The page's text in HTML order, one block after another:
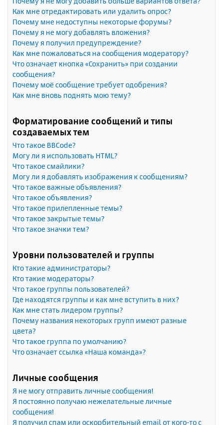
Как мне отредактировать или удалить опрос?
Почему мне недоступны некоторые форумы?
Почему я не могу добавлять вложения?
Почему я получил предупреждение?
Как мне пожаловаться на сообщения модератору?
Что означает кнопка «Сохранить» при создании
сообщения?
Почему моё сообщение требует одобрения?
Как мне вновь поднять мою тему?
Форматирование сообщений и типы
создаваемых тем
Что такое BBCode?
Могу ли я использовать HTML?
Что такое смайлики?
Могу ли я добавлять изображения к сообщениям?
Что такое важные объявления?
Что такое объявления?
Что такое прилепленные темы?
Что такое закрытые темы?
Что такое значки тем?
Уровни пользователей и группы
Кто такие администраторы?
Кто такие модераторы?
Что такое группы пользователей?
Где находятся группы и как мне вступить в них?
Как мне стать лидером группы?
Почему названия некоторых групп имеют разные
цвета?
Что такое группа по умолчанию?
Что означает ссылка «Наша команда»?
Личные сообщения
Я не могу отправить личные сообщения!
Я постоянно получаю нежелательные личные
сообщения!
Я получил спам или оскорбительный email от кого-то с